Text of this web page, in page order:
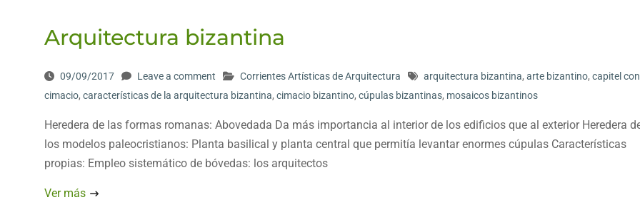
Arquitectura bizantina
09/09/2017 Leave a comment Corrientes Artísticas de Arquitectura arquitectura bizantina, arte bizantino, capitel con
cimacio, características de la arquitectura bizantina, cimacio bizantino, cúpulas bizantinas, mosaicos bizantinos
Heredera de las formas romanas: Abovedada Da más importancia al interior de los edificios que al exterior Heredera
los modelos paleocristianos: Planta basilical y planta central que permitía levantar enormes cúpulas Características
propias: Empleo sistemático de bóvedas: los arquitectos
Ver más